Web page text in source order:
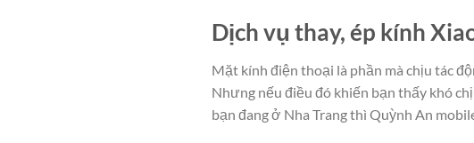
Dịch vụ thay, ép kính
Mặt kính điện thoại là phần mà chịu tác
Nhưng nếu điều đó khiến bạn thấy khó
bạn đang ở Nha Trang thì Quỳnh An